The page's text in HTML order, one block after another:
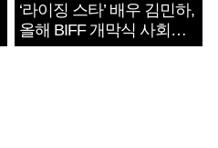
‘라이징 스타’ 배우 김민하,
올해 BIFF 개막식 사회자
확정